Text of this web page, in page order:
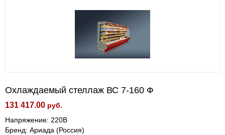
Охлаждаемый стеллаж ВС 7-160 Ф
131 417.00 руб.
Напряжение: 220В
Бренд: Ариада (Россия)